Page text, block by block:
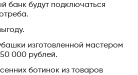
банк будут подключаться
изготовленной мастером
000 рублей.
ботинок из товаров